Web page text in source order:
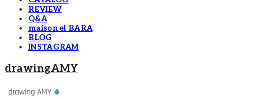
REVIEW
Q&A
maison el BARA
BLOG
INSTAGRAM
drawingAMY